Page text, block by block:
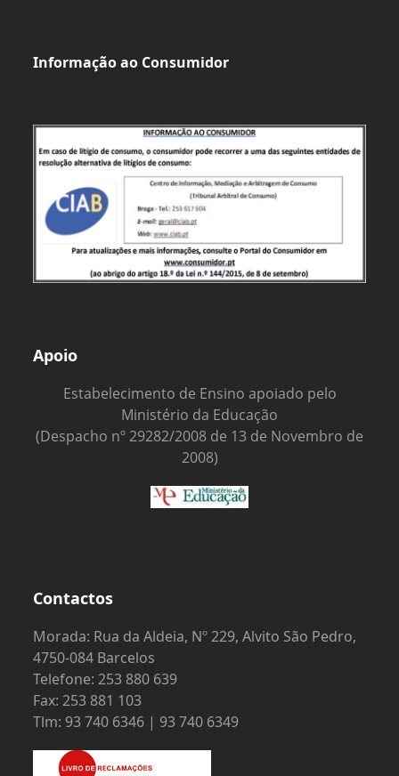
Informação ao Consumidor
Apoio
Estabelecimento de Ensino apoiado pelo
Ministério da Educação
(Despacho nº 29282/2008 de 13 de Novembro de
2008)
Contactos
Morada: Rua da Aldeia, Nº 229, Alvito São Pedro,
4750-084 Barcelos
Telefone: 253 880 639
Fax: 253 881 103
Tlm: 93 740 6346 | 93 740 6349